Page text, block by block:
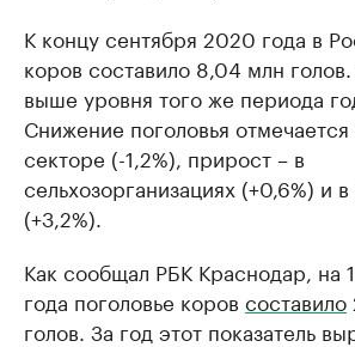
К концу сентября 2020 года в
коров составило 8,04 млн
выше уровня того же периода
Снижение поголовья
секторе (-1,2%), прирост – в
сельхозорганизациях (+0,6%) и
(+3,2%).
Как сообщал РБК Краснодар, на
года поголовье коров составило
голов. За год этот показатель